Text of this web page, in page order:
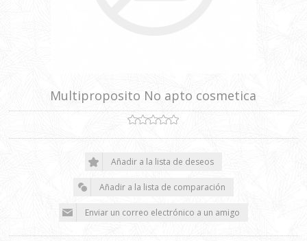
Multiproposito No apto cosmetica